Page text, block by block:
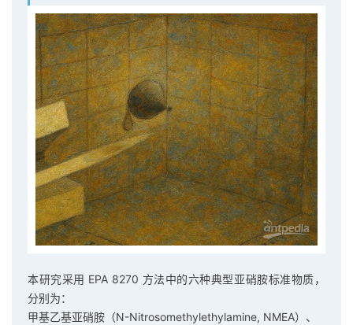
本研究采用 EPA 8270 方法中的六种典型亚硝胺标准物质，
分别为：
甲基乙基亚硝胺（N-Nitrosomethylethylamine, NMEA）、